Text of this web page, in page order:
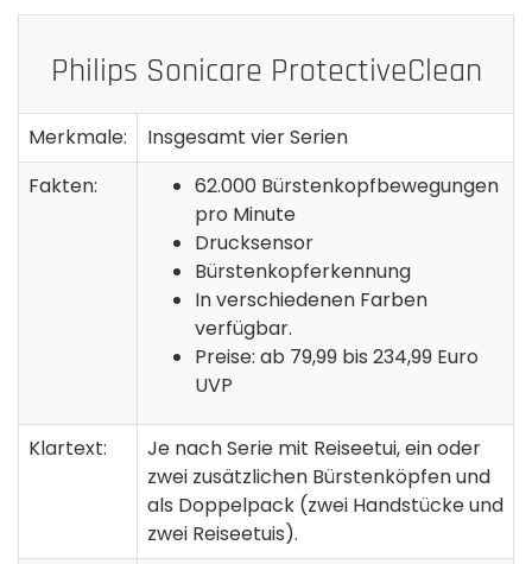
Philips Sonicare ProtectiveClean
Merkmale:
Insgesamt vier Serien
Fakten:
62.000 Bürstenkopfbewegungen
pro Minute
Drucksensor
Bürstenkopferkennung
In verschiedenen Farben
verfügbar.
Preise: ab 79,99 bis 234,99 Euro
UVP
Klartext:
Je nach Serie mit Reiseetui, ein oder
zwei zusätzlichen Bürstenköpfen und
als Doppelpack (zwei Handstücke und
zwei Reiseetuis).